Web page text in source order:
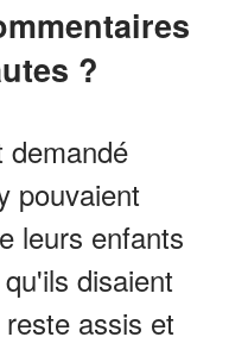
?
demandé
pouvaient
leurs enfants
disaient
assis et